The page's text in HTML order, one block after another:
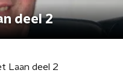
deel 2
Laan deel 2